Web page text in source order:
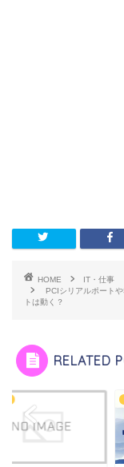
HOME
IT・仕事
PCIシリアルポート
トは動く？
RELATED